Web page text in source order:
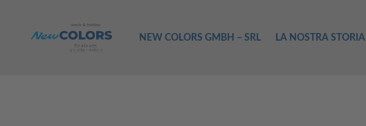
NEW COLORS GMBH – SRL LA NOSTRA STORIA